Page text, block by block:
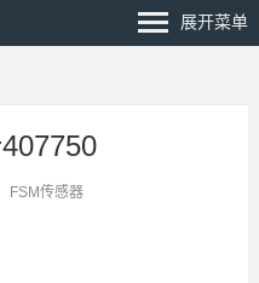
展开菜单
FSM传感器